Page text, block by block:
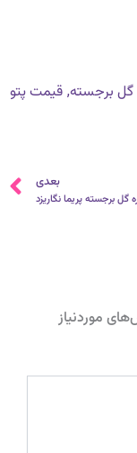
گل برجسته, قیمت پتو
بعدی
گل برجسته پریما نگاریزد
موردنیاز